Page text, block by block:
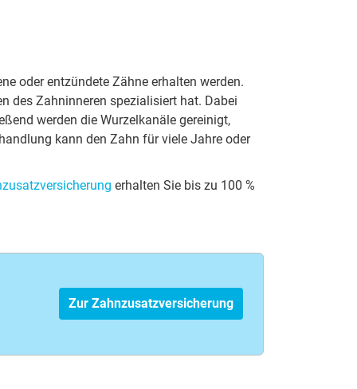
oder ent­zün­de­te Zäh­ne er­hal­ten wer­den.
des Zahn­in­ne­ren spe­zia­li­siert hat. Dabei
werden die Wurzelkanäle gereinigt,
kann den Zahn für vie­le Jah­re oder
er­hal­ten Sie bis zu 100 %
Zur Zahnzusatzversicherung